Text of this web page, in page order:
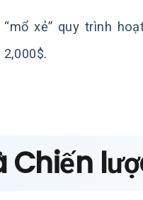
xẻ” quy trình
Chiến